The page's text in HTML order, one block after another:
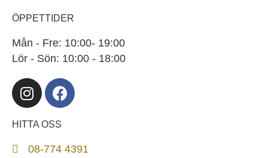
ÖPPETTIDER
Mån - Fre: 10:00- 19:00
Lör - Sön: 10:00 - 18:00
HITTA OSS
08-774 4391